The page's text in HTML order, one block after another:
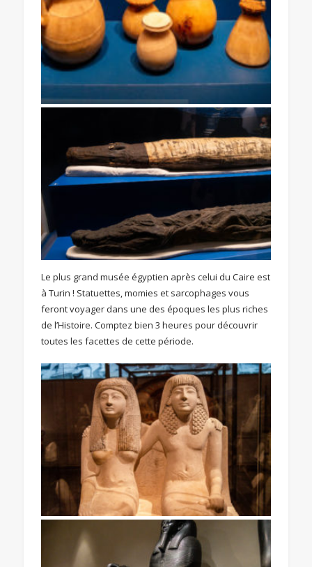
Le plus grand musée égyptien après celui du Caire est
à Turin ! Statuettes, momies et sarcophages vous
feront voyager dans une des époques les plus riches
de l’Histoire. Comptez bien 3 heures pour découvrir
toutes les facettes de cette période.